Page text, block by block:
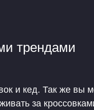
трендами
и кед. Так же вы
за